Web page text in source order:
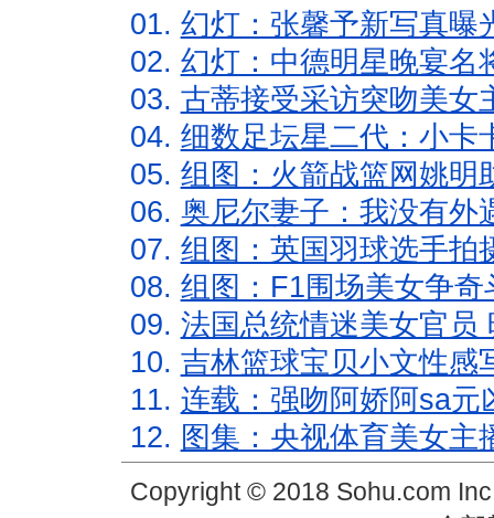
01. 幻灯：张馨予新写真曝
02. 幻灯：中德明星晚宴名
03. 古蒂接受采访突吻美女
04. 细数足坛星二代：小卡
05. 组图：火箭战篮网姚明
06. 奥尼尔妻子：我没有外
07. 组图：英国羽球选手拍
08. 组图：F1围场美女争
09. 法国总统情迷美女官员
10. 吉林篮球宝贝小文性感
11. 连载：强吻阿娇阿sa元
12. 图集：央视体育美女主
Copyright © 2018 Sohu.com